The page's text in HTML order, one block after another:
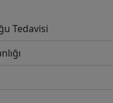
Tedavisi